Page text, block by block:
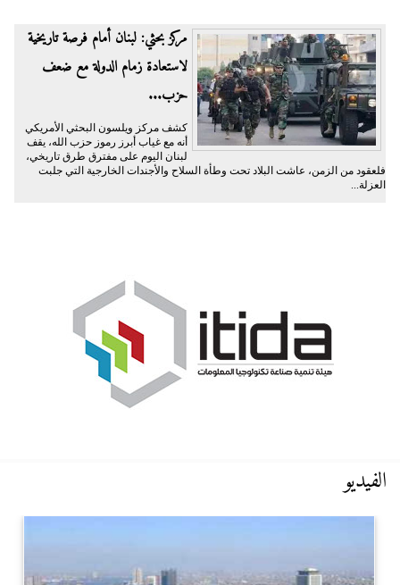
مركز بحثي: لبنان أمام فرصة تاريخية
لاستعادة زمام الدولة مع ضعف
حزب...
كشف مركز ويلسون البحثي الأمريكي
أنه مع غياب أبرز رموز حزب الله، يقف
لبنان اليوم على مفترق طرق تاريخي،
فلعقود من الزمن، عاشت البلاد تحت وطأة السلاح والأجندات الخارجية التي جلبت
العزلة...
الفيديو